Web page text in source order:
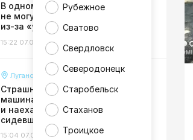
Рубежное
Сватово
Свердловск
Северодонецк
Старобельск
Стаханов
Троицкое
В одном из районов ЛНР местные
не могут добраться в больницу
из-за «убитой» дороги
15:22 07.08.26 Общество
Луганск
Страшная авария в Луганске:
машина выехала на тротуар
и наехала на женщину,
сидевшую на лавочке
15:04 07.08.26 Происшествия